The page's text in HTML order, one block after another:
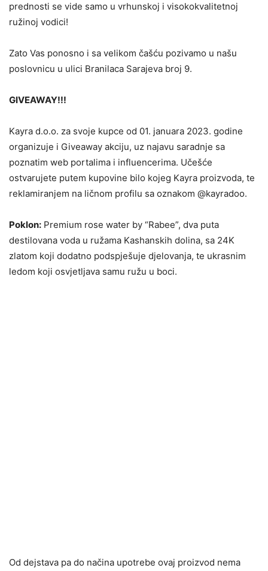
prednosti se vide samo u vrhunskoj i visokokvalitetnoj
ružinoj vodici!
Zato Vas ponosno i sa velikom čašću pozivamo u našu
poslovnicu u ulici Branilaca Sarajeva broj 9.
GIVEAWAY!!!
Kayra d.o.o. za svoje kupce od 01. januara 2023. godine
organizuje i Giveaway akciju, uz najavu saradnje sa
poznatim web portalima i influencerima. Učešće
ostvarujete putem kupovine bilo kojeg Kayra proizvoda, te
reklamiranjem na ličnom profilu sa oznakom @kayradoo.
Poklon: Premium rose water by “Rabee”, dva puta
destilovana voda u ružama Kashanskih dolina, sa 24K
zlatom koji dodatno podspješuje djelovanja, te ukrasnim
ledom koji osvjetljava samu ružu u boci.
Od dejstava pa do načina upotrebe ovaj proizvod nema